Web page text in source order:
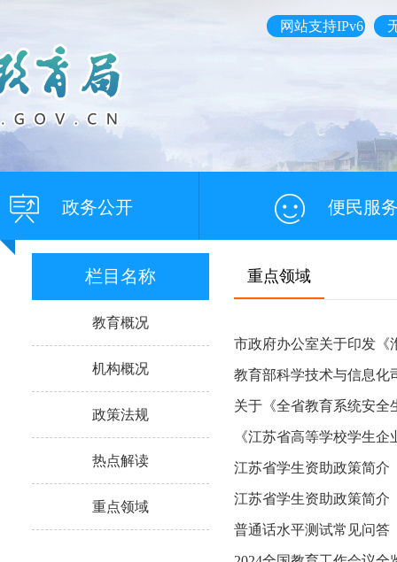
网站支持IPv6
政务公开 便民服
栏目名称
教育概况
机构概况
政策法规
热点解读
重点领域
重点领域
市政府办公室关于印发《
教育部科学技术与信息化
关于《全省教育系统安全
《江苏省高等学校学生
江苏省学生资助政策简介
江苏省学生资助政策简介
普通话水平测试常见问答